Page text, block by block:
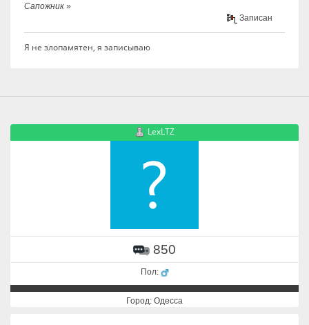
Сапожник »
Записан
Я не злопамятен, я записываю
LexLTZ
850
Пол:
Город: Одесса